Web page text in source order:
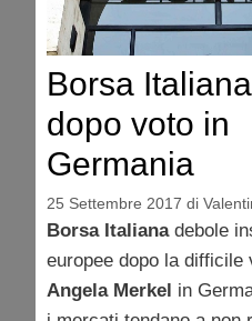
Borsa
dopo voto in
Germania
25 Settembre 2017 di
Borsa Italianadebole
europee dopo la difficile
Angela Merkel in